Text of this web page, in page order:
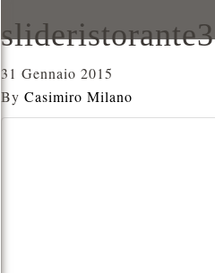
slideristorante3
31 Gennaio 2015
By Casimiro Milano